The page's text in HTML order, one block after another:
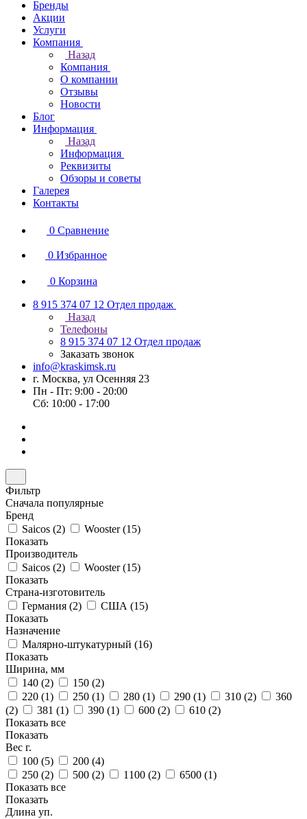
Бренды
Акции
Услуги
Компания
Назад
Компания
О компании
Отзывы
Новости
Блог
Информация
Назад
Информация
Реквизиты
Обзоры и советы
Галерея
Контакты
0 Сравнение
0 Избранное
0 Корзина
8 915 374 07 12 Отдел продаж
Назад
Телефоны
8 915 374 07 12 Отдел продаж
Заказать звонок
info@kraskimsk.ru
г. Москва, ул Осенняя 23
Пн - Пт: 9:00 - 20:00
Сб: 10:00 - 17:00
Фильтр
Сначала популярные
Бренд
Saicos (2) Wooster (15)
Показать
Производитель
Saicos (2) Wooster (15)
Показать
Страна-изготовитель
Германия (2) США (15)
Показать
Назначение
Малярно-штукатурный (16)
Показать
Ширина, мм
140 (2) 150 (2)
220 (1) 250 (1) 280 (1) 290 (1) 310 (2)
360
(2) 381 (1) 390 (1) 600 (2) 610 (2)
Показать все
Показать
Вес г.
100 (5) 200 (4)
250 (2) 500 (2) 1100 (2) 6500 (1)
Показать все
Показать
Длина уп.